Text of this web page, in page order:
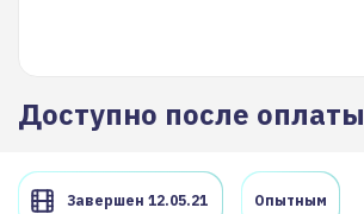
Доступно после оплаты
Завершен 12.05.21 Опытным